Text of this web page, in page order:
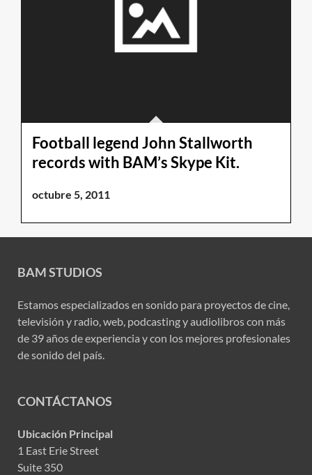
Football legend John Stallworth
records with BAM’s Skype Kit.
octubre 5, 2011
BAM STUDIOS
Estamos especializados en sonido para proyectos de cine,
televisión y radio, web, podcasting y audiolibros con más
de 39 años de experiencia y con los mejores profesionales
de sonido del país.
CONTÁCTANOS
Ubicación Principal
1 East Erie Street
Suite 350